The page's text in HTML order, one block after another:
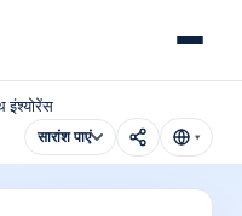
इंश्योरेंस
सारांश पाएं ▾